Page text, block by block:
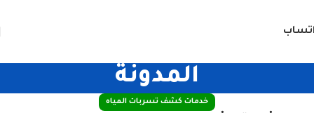
المدونة
خدمات كشف تسربات المياه